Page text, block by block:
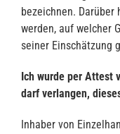
bezeichnen.
werden, auf welcher
seiner Einschätzung
Ich wurde per Attest
darf verlangen,
Inhaber von